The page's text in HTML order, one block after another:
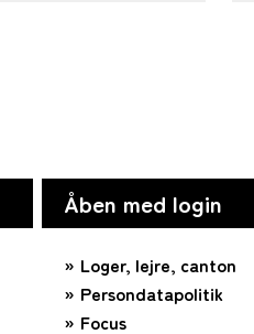
Åben med login
Loger, lejre, canton
Persondatapolitik
Focus